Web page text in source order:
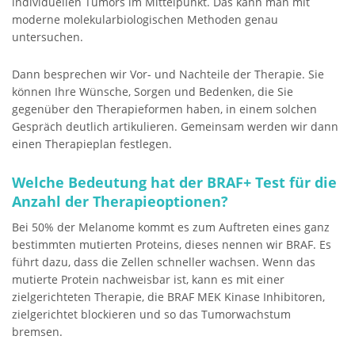
moderne molekularbiologischen Methoden genau
untersuchen.
Dann besprechen wir Vor- und Nachteile der Therapie. Sie
können Ihre Wünsche, Sorgen und Bedenken, die Sie
gegenüber den Therapieformen haben, in einem solchen
Gespräch deutlich artikulieren. Gemeinsam werden wir dann
einen Therapieplan festlegen.
Welche Bedeutung hat der BRAF+ Test für die
Anzahl der Therapieoptionen?
Bei 50% der Melanome kommt es zum Auftreten eines ganz
bestimmten mutierten Proteins, dieses nennen wir BRAF. Es
führt dazu, dass die Zellen schneller wachsen. Wenn das
mutierte Protein nachweisbar ist, kann es mit einer
zielgerichteten Therapie, die BRAF MEK Kinase Inhibitoren,
zielgerichtet blockieren und so das Tumorwachstum
bremsen.